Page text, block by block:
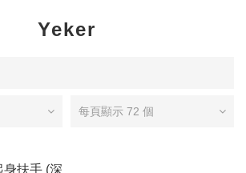
Yeker
每頁顯示 72 個